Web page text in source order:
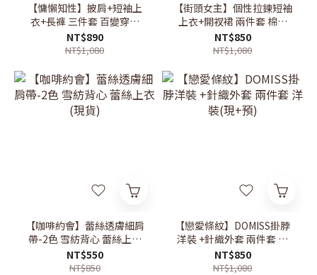
【慵懶知性】披肩+短袖上
衣+長褲 三件套 百變穿搭
套裝(現+預)
NT$890
NT$1,080
【街頭女主】個性拉鍊短袖
上衣+開衩裙 兩件套 棉質
洋裝 套裝 (現+預)
NT$850
NT$1,080
【咖啡約會】蕾絲透膚細肩
帶-2色 雪紡背心 蕾絲上衣
(現貨)
NT$550
NT$850
【戀愛條紋】DOMISS掛脖
洋裝 +針織外套 兩件套 洋
裝(現+預)
NT$850
NT$1,080